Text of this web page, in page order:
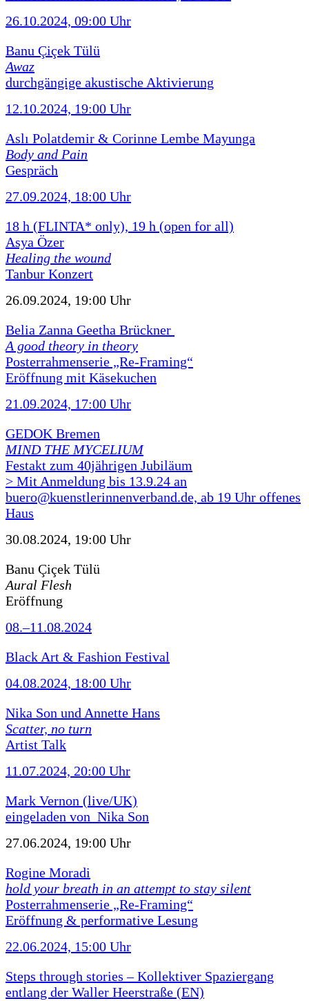
26.10.2024, 09:00 Uhr
Banu Çiçek Tülü
Awaz
durchgängige akustische Aktivierung
12.10.2024, 19:00 Uhr
Aslı Polatdemir & Corinne Lembe Mayunga
Body and Pain
Gespräch
27.09.2024, 18:00 Uhr
18 h (FLINTA* only), 19 h (open for all)
Asya Özer
Healing the wound
Tanbur Konzert
26.09.2024, 19:00 Uhr
Belia Zanna Geetha Brückner
A good theory in theory
Posterrahmenserie „Re-Framing“
Eröffnung mit Käsekuchen
21.09.2024, 17:00 Uhr
GEDOK Bremen
MIND THE MYCELIUM
Festakt zum 40jährigen Jubiläum
> Mit Anmeldung bis 13.9.24 an
buero@kuenstlerinnenverband.de, ab 19 Uhr offenes
Haus
30.08.2024, 19:00 Uhr
Banu Çiçek Tülü
Aural Flesh
Eröffnung
08.–11.08.2024
Black Art & Fashion Festival
04.08.2024, 18:00 Uhr
Nika Son und Annette Hans
Scatter, no turn
Artist Talk
11.07.2024, 20:00 Uhr
Mark Vernon (live/UK)
eingeladen von Nika Son
27.06.2024, 19:00 Uhr
Rogine Moradi
hold your breath in an attempt to stay silent
Posterrahmenserie „Re-Framing“
Eröffnung & performative Lesung
22.06.2024, 15:00 Uhr
Steps through stories – Kollektiver Spaziergang
entlang der Waller Heerstraße (EN)